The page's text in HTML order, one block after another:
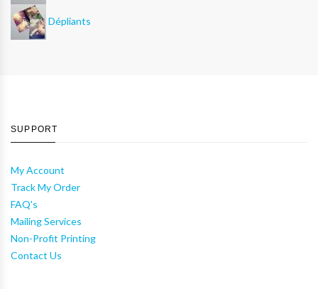
Dépliants
SUPPORT
My Account
Track My Order
FAQ's
Mailing Services
Non-Profit Printing
Contact Us